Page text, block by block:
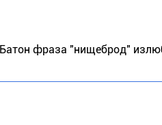
фраза "нищеброд"